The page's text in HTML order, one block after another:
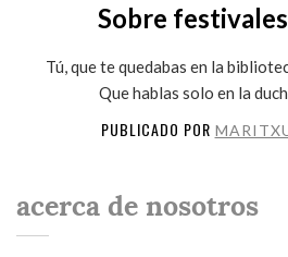
Sobre
Tú, que te quedabas en la
Que hablas solo en la
PUBLICADO POR
acerca de nosotros